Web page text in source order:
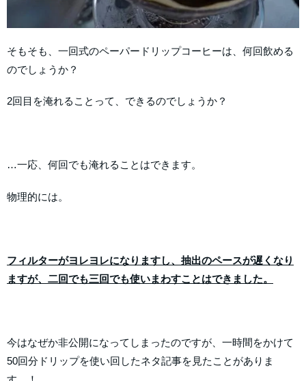
そもそも、一回式のペーパードリップコーヒーは、何回飲める
のでしょうか？
2回目を淹れることって、できるのでしょうか？
…一応、何回でも淹れることはできます。
物理的には。
フィルターがヨレヨレになりますし、抽出のペースが遅くなり
ますが、二回でも三回でも使いまわすことはできました。
今はなぜか非公開になってしまったのですが、一時間をかけて
50回分ドリップを使い回したネタ記事を見たことがありま